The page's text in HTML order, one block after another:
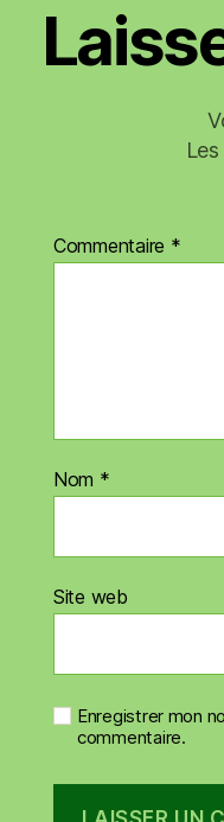
Commentaire *
Nom *
Site web
Enregistrer mon
commentaire.